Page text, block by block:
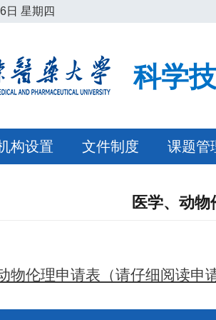
日 星期四
科学
构设置 文件制度 课题管
医学、动
物伦理申请表（请仔细阅读申